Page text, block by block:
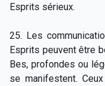
Esprits sérieux.
25. Les
Esprits peuvent être
Bes, profondes ou
se manifestent.